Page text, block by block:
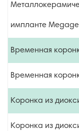
импланте
Временная
Временная
Коронка из
Коронка из